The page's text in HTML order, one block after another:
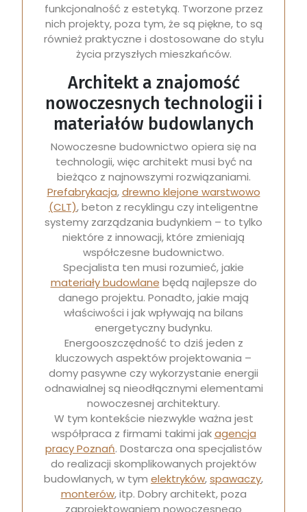
funkcjonalność z estetyką. Tworzone przez
nich projekty, poza tym, że są piękne, to są
również praktyczne i dostosowane do stylu
życia przyszłych mieszkańców.
Architekt a znajomość
nowoczesnych technologii i
materiałów budowlanych
Nowoczesne budownictwo opiera się na
technologii, więc architekt musi być na
bieżąco z najnowszymi rozwiązaniami.
Prefabrykacja,drewno klejone warstwowo
(CLT), beton z recyklingu czy inteligentne
systemy zarządzania budynkiem – to tylko
niektóre z innowacji, które zmieniają
współczesne budownictwo.
Specjalista ten musi rozumieć, jakie
materiały budowlane będą najlepsze do
danego projektu. Ponadto, jakie mają
właściwości i jak wpływają na bilans
energetyczny budynku.
Energooszczędność to dziś jeden z
kluczowych aspektów projektowania –
domy pasywne czy wykorzystanie energii
odnawialnej są nieodłącznymi elementami
nowoczesnej architektury.
W tym kontekście niezwykle ważna jest
współpraca z firmami takimi jakagencja
pracy Poznań. Dostarcza ona specjalistów
do realizacji skomplikowanych projektów
budowlanych, w tym elektryków,spawaczy,
monterów, itp. Dobry architekt, poza
zaprojektowaniem nowoczesnego